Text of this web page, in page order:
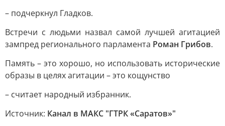
– подчеркнул Гладков.
Встречи с людьми назвал самой лучшей агитацией
зампред регионального парламента Роман Грибов.
Память – это хорошо, но использовать исторические
образы в целях агитации – это кощунство
– считает народный избранник.
Источник: Канал в МАКС "ГТРК «Саратов»"